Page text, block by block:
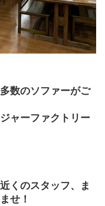
数のソファーがご
ャーファクトリー
くのスタッフ、ま
せ！